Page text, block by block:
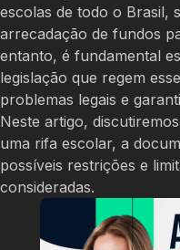
escolas de todo o Brasil,
arrecadação de fundos
entanto, é fundamental
legislação que regem
problemas legais e
Neste artigo,
uma rifa escolar, a
possíveis restrições e
consideradas.